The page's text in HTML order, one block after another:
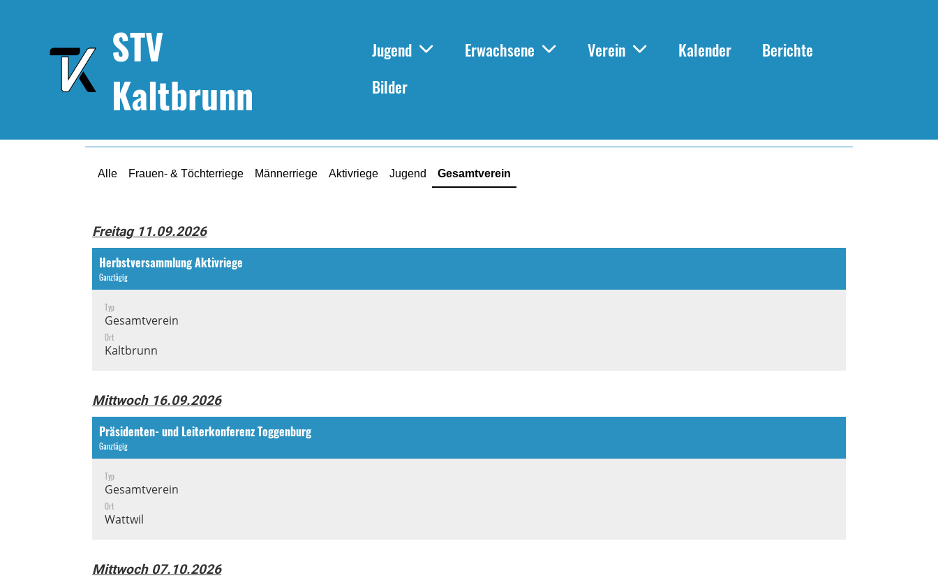
Jugend Erwachsene Verein Kalender
Berichte
Bilder
STV
Kaltbrunn
Alle Frauen- & Töchterriege Männerriege Aktivriege Jugend Gesamtverein
Freitag 11.09.2026
Herbstversammlung Aktivriege
Ganztägig
Typ
Gesamtverein
Ort
Kaltbrunn
Mittwoch 16.09.2026
Präsidenten- und Leiterkonferenz Toggenburg
Ganztägig
Typ
Gesamtverein
Ort
Wattwil
Mittwoch 07.10.2026